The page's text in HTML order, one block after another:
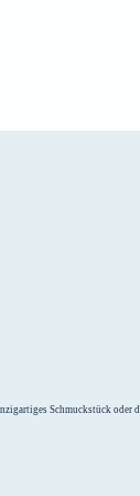
Schmuckstück oder